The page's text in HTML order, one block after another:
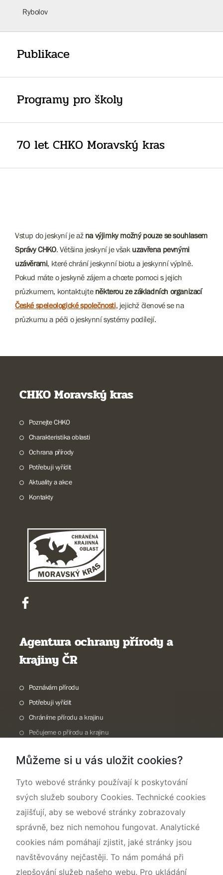
Rybolov
Publikace
Programy pro školy
70 let CHKO Moravský kras
Vstup do jeskyní je až na výjimky možný pouze se souhlasem
Správy CHKO. Většina jeskyní je však uzavřena pevnými
uzávěrami, které chrání jeskynní biotu a jeskynní výplně.
Pokud máte o jeskyně zájem a chcete pomoci s jejich
průzkumem, kontaktujte některou ze základních organizací
České speleologické společnosti, jejichž členové se na
průzkumu a péči o jeskynní systémy podílejí.
CHKO Moravský kras
Poznejte CHKO
Charakteristika oblasti
Ochrana přírody
Potřebuji vyřídit
Aktuality a akce
Kontakty
Agentura ochrany přírody a
krajiny ČR
Poznávám přírodu
Potřebuji vyřídit
Chráníme přírodu a krajinu
Pečujeme o přírodu a krajinu
O nás
Můžeme si u vás uložit cookies?
Tyto webové stránky používají k poskytování
svých služeb soubory Cookies. Technické cookies
zajišťují, aby se webové stránky zobrazovaly
správně, bez nich nemohou fungovat. Analytické
cookies nám pomáhají zjistit, jaké stránky jsou
navštěvovány nejčastěji. To nám pomáhá při
zlepšování služeb našeho webu. Pro ukládání